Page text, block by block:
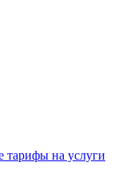
тарифы на услуги